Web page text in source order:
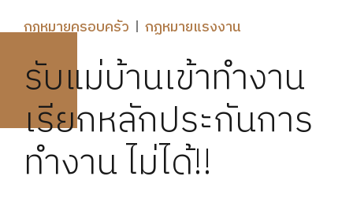
กฎหมายครอบครัว กฏหมายแรงงาน
รับแม่บ้านเข้าทำงาน
เรียกหลักประกันการ
ทำงาน ไม่ได้!!